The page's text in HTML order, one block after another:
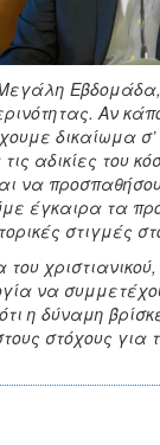
Αν
δικαίωμα
αδικίες του
να
έγκαιρα τα
στιγμές
του
να
η δύναμη
στόχους για